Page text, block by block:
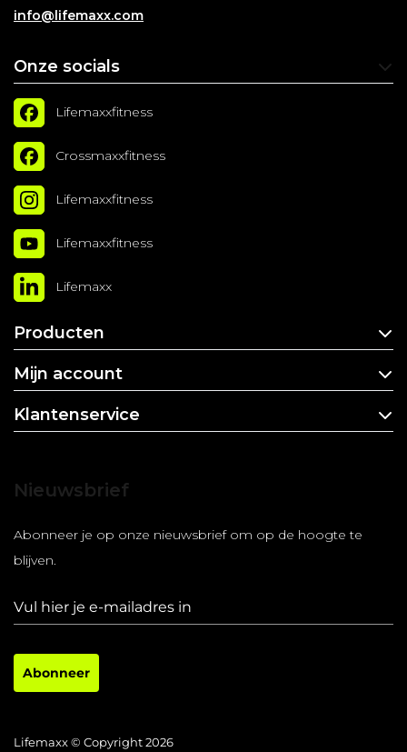
info@lifemaxx.com
Onze socials
Lifemaxxfitness
Crossmaxxfitness
Lifemaxxfitness
Lifemaxxfitness
Lifemaxx
Producten
Mijn account
Klantenservice
Nieuwsbrief
Abonneer je op onze nieuwsbrief om op de hoogte te
blijven.
Abonneer
Lifemaxx © Copyright 2026